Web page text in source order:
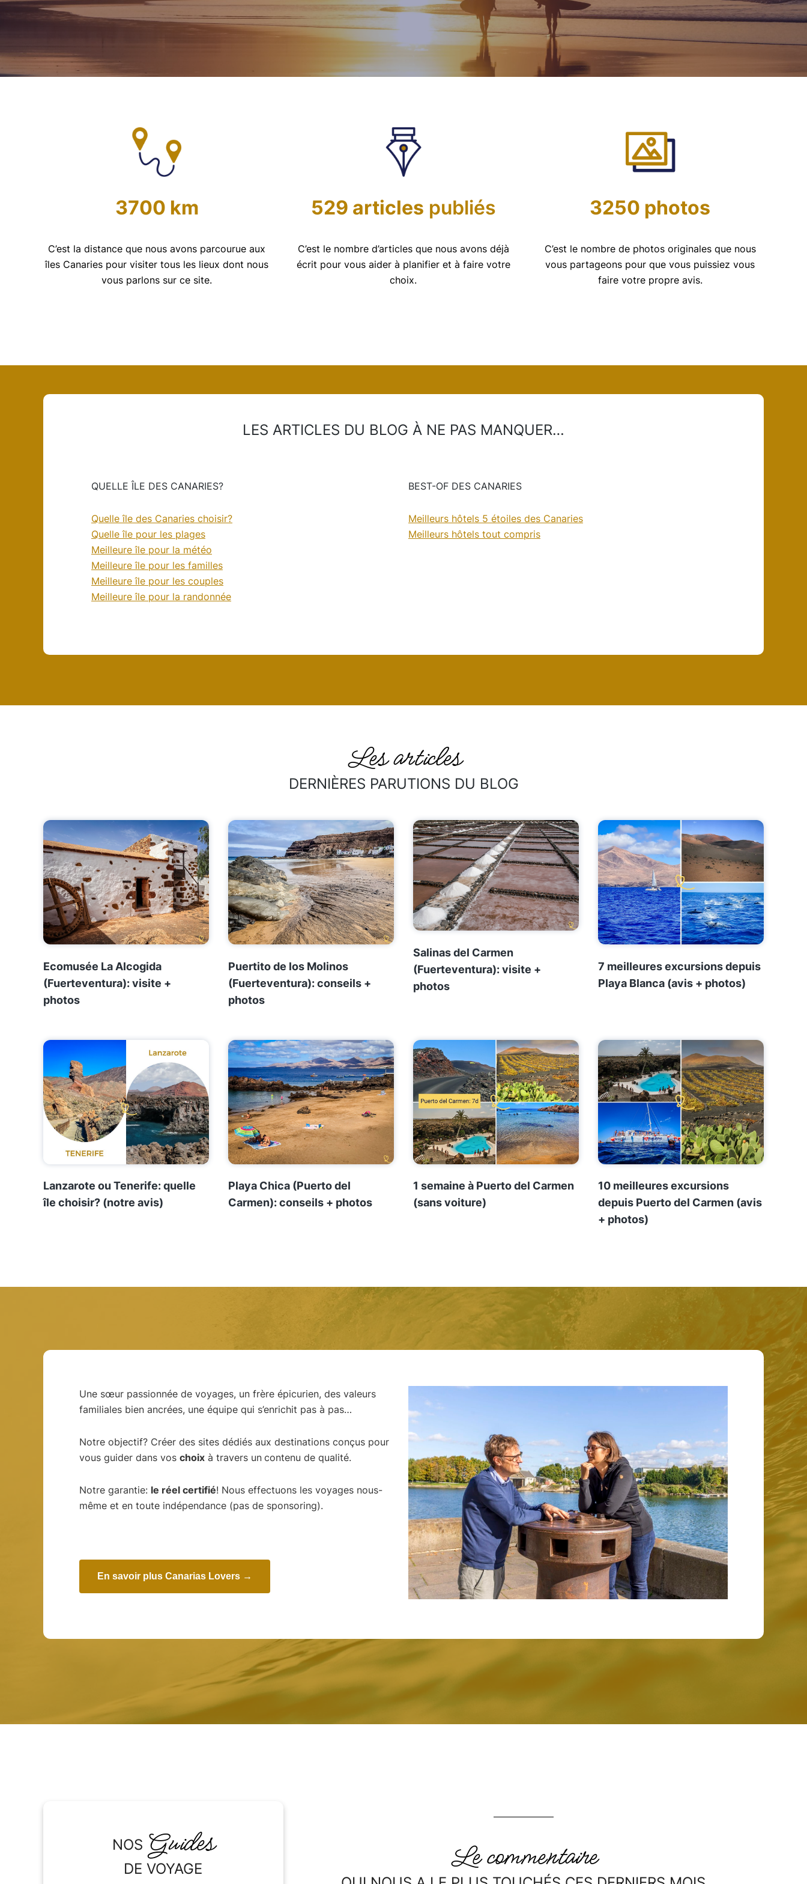
3700 km
C’est la distance que nous avons parcourue aux
îles Canaries pour visiter tous les lieux dont nous
vous parlons sur ce site.
529 articles publiés
C’est le nombre d’articles que nous avons déjà
écrit pour vous aider à planifier et à faire votre
choix.
3250 photos
C’est le nombre de photos originales que nous
vous partageons pour que vous puissiez vous
faire votre propre avis.
LES ARTICLES DU BLOG À NE PAS MANQUER…
QUELLE ÎLE DES CANARIES?
Quelle île des Canaries choisir?
Quelle île pour les plages
Meilleure île pour la météo
Meilleure île pour les familles
Meilleure île pour les couples
Meilleure île pour la randonnée
BEST-OF DES CANARIES
Meilleurs hôtels 5 étoiles des Canaries
Meilleurs hôtels tout compris
Les articles
DERNIÈRES PARUTIONS DU BLOG
Ecomusée La Alcogida
(Fuerteventura): visite +
photos
Puertito de los Molinos
(Fuerteventura): conseils +
photos
Salinas del Carmen
(Fuerteventura): visite +
photos
7 meilleures excursions depuis
Playa Blanca (avis + photos)
Lanzarote ou Tenerife: quelle
île choisir? (notre avis)
Playa Chica (Puerto del
Carmen): conseils + photos
1 semaine à Puerto del Carmen
(sans voiture)
10 meilleures excursions
depuis Puerto del Carmen (avis
+ photos)
Une sœur passionnée de voyages, un frère épicurien, des valeurs
familiales bien ancrées, une équipe qui s’enrichit pas à pas…
Notre objectif? Créer des sites dédiés aux destinations conçus pour
vous guider dans vos choix à travers un contenu de qualité.
Notre garantie: le réel certifié! Nous effectuons les voyages nous-
même et en toute indépendance (pas de sponsoring).
En savoir plus Canarias Lovers →
NOS Guides
DE VOYAGE Le commentaire